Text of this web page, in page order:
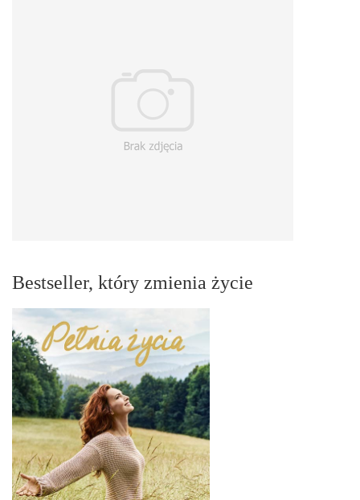
Bestseller, który zmienia życie